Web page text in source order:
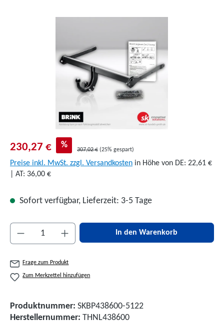
230,27 € % 307,02 € (25% gespart)
Preise inkl. MwSt. zzgl. Versandkosten in Höhe von DE: 22,61 €
| AT: 36,00 €
Sofort verfügbar, Lieferzeit: 3-5 Tage
Produkt Anzahl: Gib den gewünschten Wert
In den Warenkorb
Frage zum Produkt
Zum Merkzettel hinzufügen
Produktnummer: SKBP438600-5122
Herstellernummer: THNL438600